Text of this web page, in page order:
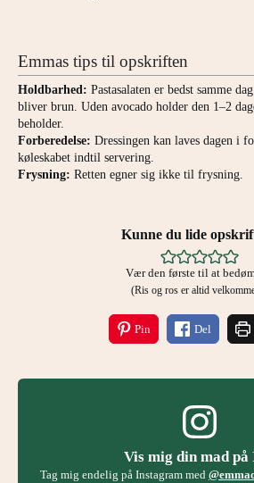
Emmas tips til opskriften
Holdbarhed: Pastasalaten er bedst samme
bliver brun. Uden avocado holder den 1–2
beholder.
Forberedelse: Dressingen kan laves dagen i
køleskabet indtil servering.
Frysning: Retten egner sig ikke til frysning.
Kunne du lide
Vær den første til at
(Ris og ros er altid
Pin Del
Vis mig din mad på
Tag mig endelig på Instagram med